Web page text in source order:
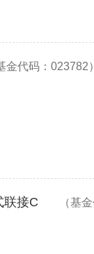
金代码：023782
联接C （基